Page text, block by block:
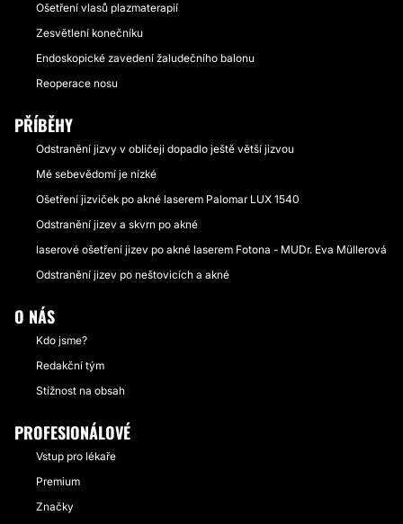
Ošetření vlasů plazmaterapií
Zesvětlení konečníku
Endoskopické zavedení žaludečního balonu
Reoperace nosu
PŘÍBĚHY
Odstranění jizvy v obličeji dopadlo ještě větší jizvou
Mé sebevědomí je nízké
Ošetření jizviček po akné laserem Palomar LUX 1540
Odstranění jizev a skvrn po akné
laserové ošetření jizev po akné laserem Fotona - MUDr. Eva Müllerová
Odstranění jizev po neštovicích a akné
O NÁS
Kdo jsme?
Redakční tým
Stížnost na obsah
PROFESIONÁLOVÉ
Vstup pro lékaře
Premium
Značky